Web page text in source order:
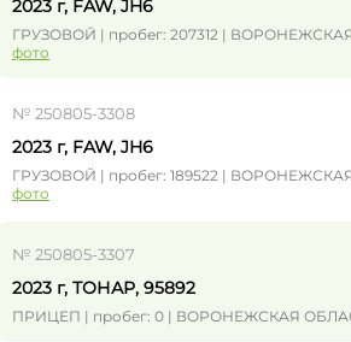
2023 г, FAW, JH6
ГРУЗОВОЙ | пробег: 207312 |
фото
№ 250805-3308
2023 г, FAW, JH6
ГРУЗОВОЙ | пробег: 189522 |
фото
№ 250805-3307
2023 г, ТОНАР, 95892
ПРИЦЕП | пробег: 0 | ВОРОНЕЖСКАЯ